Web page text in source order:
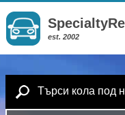
est. 2002
Търси кола под